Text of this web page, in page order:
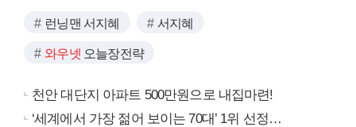
런닝맨 서지혜 서지혜
와우넷 오늘장전략
천안 대단지 아파트 500만원으로 내집마련!
‘세계에서 가장 젊어 보이는 70대’ 1위 선정…